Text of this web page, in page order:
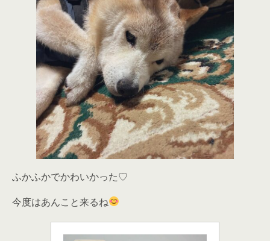
ふかふかでかわいかった♡
今度はあんこと来るね